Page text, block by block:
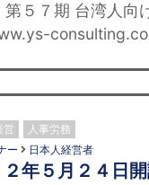
第５７期 台湾人
営 人事労務
ー 日本人経営者
２年５月２４